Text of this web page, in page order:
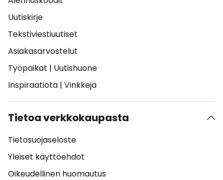
Uutiskirje
Tekstiviestiuutiset
Asiakasarvostelut
Työpaikat | Uutishuone
Inspiraatiota | Vinkkejä
Tietoa verkkokaupasta
Tietosuojaseloste
Yleiset käyttöehdot
Oikeudellinen huomautus